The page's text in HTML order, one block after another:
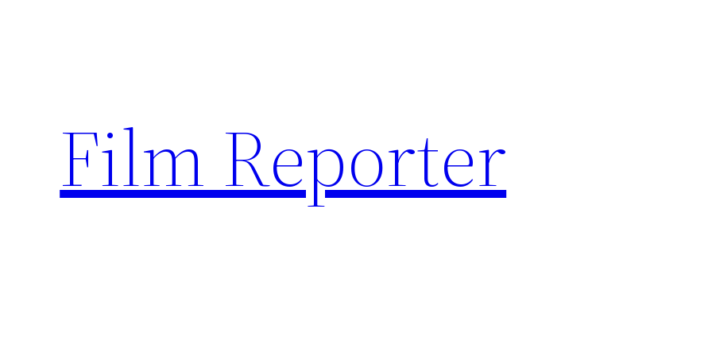
Film Reporter